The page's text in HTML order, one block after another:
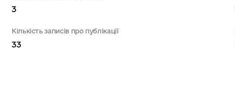
3
Кількість записів про публікації
33